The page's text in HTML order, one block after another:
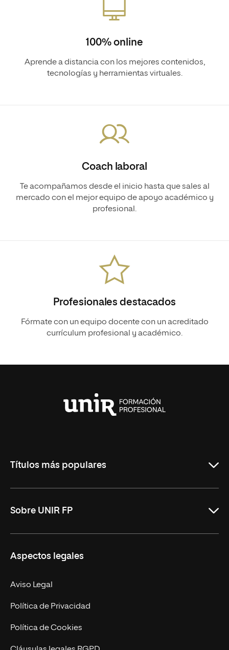
100% online
Aprende a distancia con los mejores contenidos,
tecnologías y herramientas virtuales.
Coach laboral
Te acompañamos desde el inicio hasta que sales al
mercado con el mejor equipo de apoyo académico y
profesional.
Profesionales destacados
Fórmate con un equipo docente con un acreditado
currículum profesional y académico.
Títulos más populares
DAM Online
Administración y Finanzas Online
Marketing y Publicidad Online
Sobre UNIR FP
Revista UNIR FP
Grados superiores
Becas para Formación Profesional
Aspectos legales
Aviso Legal
Política de Privacidad
Política de Cookies